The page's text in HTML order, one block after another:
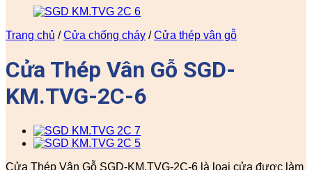
Trang chủ / Cửa chống cháy / Cửa thép vân gỗ
Cửa Thép Vân Gỗ SGD-
KM.TVG-2C-6
Cửa Thép Vân Gỗ SGD-KM.TVG-2C-6 là loại cửa được làm